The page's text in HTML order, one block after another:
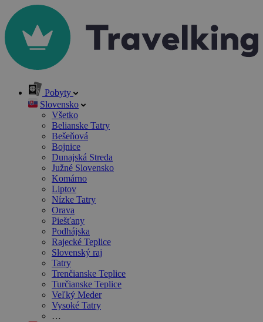
Pobyty
Slovensko
Všetko
Belianske Tatry
Bešeňová
Bojnice
Dunajská Streda
Južné Slovensko
Komárno
Liptov
Nízke Tatry
Orava
Piešťany
Podhájska
Rajecké Teplice
Slovenský raj
Tatry
Trenčianske Teplice
Turčianske Teplice
Veľký Meder
Vysoké Tatry
…